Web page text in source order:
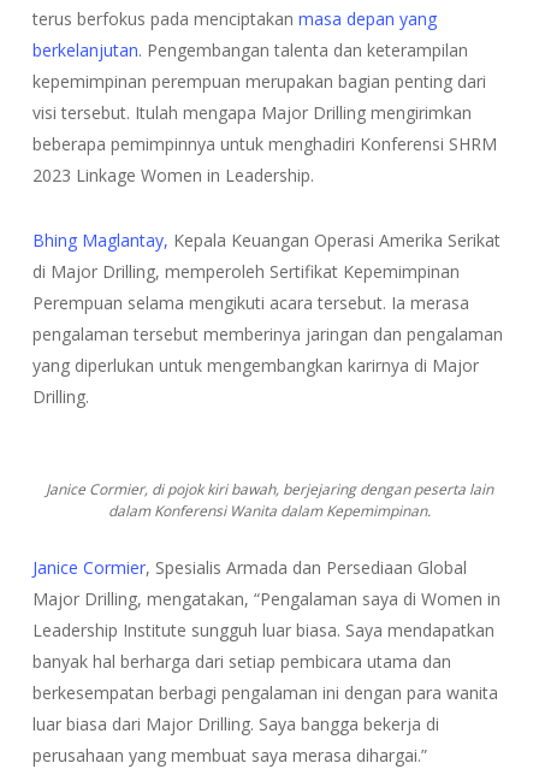
terus berfokus pada menciptakan masa depan yang
berkelanjutan. Pengembangan talenta dan keterampilan
kepemimpinan perempuan merupakan bagian penting dari
visi tersebut. Itulah mengapa Major Drilling mengirimkan
beberapa pemimpinnya untuk menghadiri Konferensi SHRM
2023 Linkage Women in Leadership.
Bhing Maglantay, Kepala Keuangan Operasi Amerika Serikat
di Major Drilling, memperoleh Sertifikat Kepemimpinan
Perempuan selama mengikuti acara tersebut. Ia merasa
pengalaman tersebut memberinya jaringan dan pengalaman
yang diperlukan untuk mengembangkan karirnya di Major
Drilling.
Janice Cormier, di pojok kiri bawah, berjejaring dengan peserta lain
dalam Konferensi Wanita dalam Kepemimpinan.
Janice Cormier, Spesialis Armada dan Persediaan Global
Major Drilling, mengatakan, “Pengalaman saya di Women in
Leadership Institute sungguh luar biasa. Saya mendapatkan
banyak hal berharga dari setiap pembicara utama dan
berkesempatan berbagi pengalaman ini dengan para wanita
luar biasa dari Major Drilling. Saya bangga bekerja di
perusahaan yang membuat saya merasa dihargai.”